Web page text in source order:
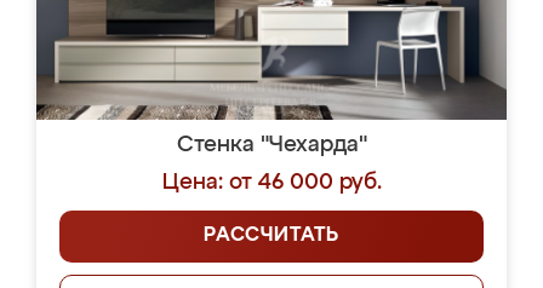
Стенка "Чехарда"
Цена: от 46 000 руб.
РАССЧИТАТЬ